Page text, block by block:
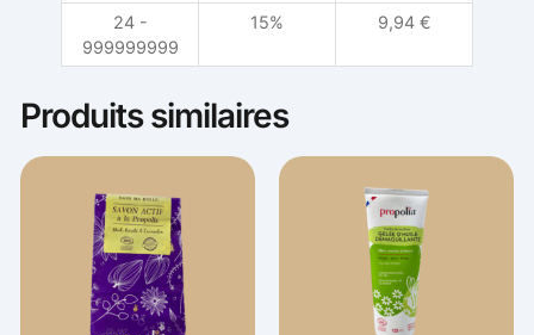
24 -
999999999
15% 9,94 €
Produits similaires